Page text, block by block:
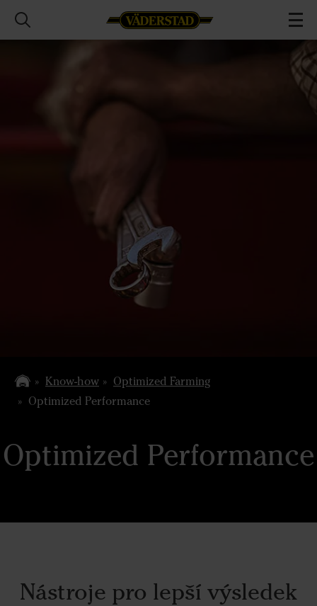
Know-how
Optimized Farming
Optimized Performance
Optimized Performance
Nástroje pro lepší výsledek